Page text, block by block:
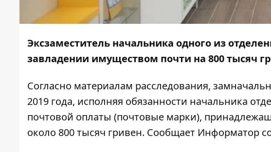
Эксзаместитель начальника одного из
завладении имуществом почти на 800 тысяч
Согласно материалам расследования,
2019 года, исполняя обязанности начальника
почтовой оплаты (почтовые марки),
около 800 тысяч гривен. Сообщает Информатор